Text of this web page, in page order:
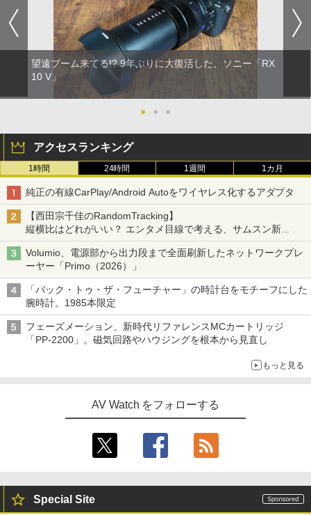
望遠ブーム来てる!? 9年ぶりに大復活した、ソニー「RX
10 V」
● ● ●
アクセスランキング
1時間 24時間 1週間 1カ月
純正の有線CarPlay/Android Autoをワイヤレス化するアダプタ
【西田宗千佳のRandomTracking】
縦横比はどれがいい？ エンタメ目線で考える、サムスン新
「Galaxy Z Fold」
Volumio、電源部から出力段まで全面刷新したネットワークプレ
ーヤー「Primo（2026）」
「バック・トゥ・ザ・フューチャー」の時計台をモチーフにした
腕時計。1985本限定
フェーズメーション、新時代リファレンスMCカートリッジ
「PP-2200」。磁気回路やハウジングを根本から見直し
もっと見る
AV Watch をフォローする
Special Site